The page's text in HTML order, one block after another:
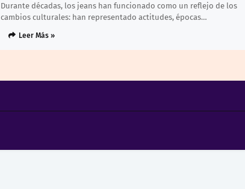
Durante décadas, los jeans han funcionado como un reflejo de los
cambios culturales: han representado actitudes, épocas…
Leer Más »